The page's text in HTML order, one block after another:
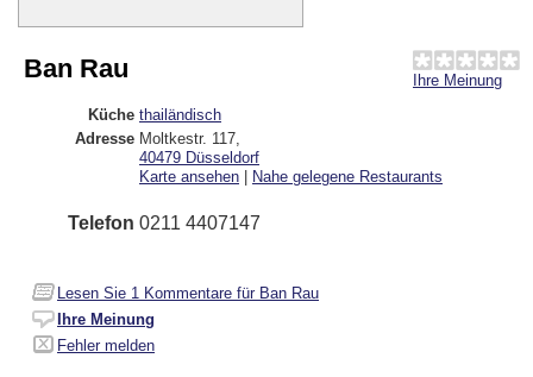
Ihre Meinung
Ban Rau
Küche thailändisch
Adresse Moltkestr. 117
40479 Düsseldorf
Karte ansehen | Nahe gelegene Restaurants
Telefon 0211 4407147
Lesen Sie 1 Kommentare für Ban Rau
Ihre Meinung
Fehler melden